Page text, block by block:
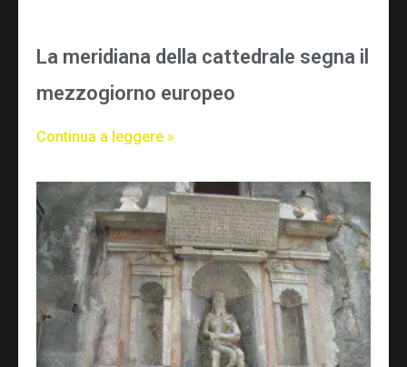
La meridiana della cattedrale segna il
mezzogiorno europeo
Continua a leggere »